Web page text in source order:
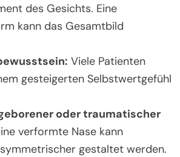
des Gesichts. Eine
kann das Gesamtbild
Viele Patienten
gesteigerten Selbstwertgefühl
oder traumatischer
verformte Nase kann
gestaltet werden.